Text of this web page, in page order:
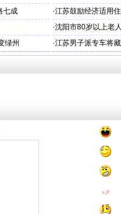
七成 ·江苏鼓励经济适用
·沈阳市80岁以上老
绿州 ·江苏男子派专车将